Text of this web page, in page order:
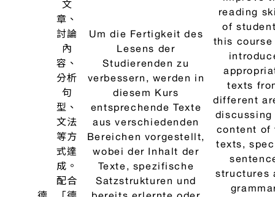
「歐
語參
考架
構」
B1級
標準
要求
的德
語日
常對
話與
情境
對話
Europäischen
Referenzrahmen (GER)
eingeübt und gefestigt
werden. Unter anderem
sollen durch Dialoge mit
einem Lernpartner bzw.
der Lerngruppe
inhaltsorientierte
Sprechsituationen
eingeübt und im Plenum
vorgeführt werden.
(CEFR) is
practiced
Among
things,
situations
be
through
dialogues
a
partner or